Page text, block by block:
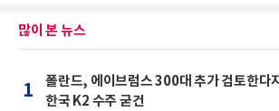
많이 본 뉴스
1
폴란드, 에이브럼스 300대 추가 검토한다
한국 K2 수주 굳건